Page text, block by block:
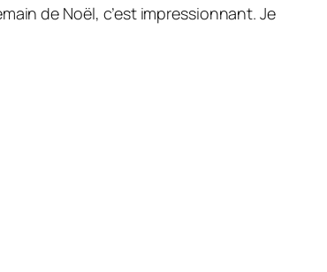
de Noël, c’est impressionnant. Je